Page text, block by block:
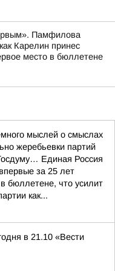
Памфилова
Карелин принес
место в бюллетене
мыслей о смыслах
жеребьевки партий
Единая Россия
за 25 лет
бюллетене, что усилит
как...
в 21.10 «Вести